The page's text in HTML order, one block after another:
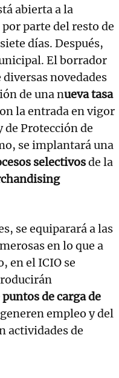
abierta a la
parte del resto de
días. Después,
El borrador
novedades
de una nueva tasa
la entrada en vigor
de Protección de
se implantará una
selectivosde la
se equiparará a las
en lo que a
en el ICIO se
de carga de
empleo y del
actividades de